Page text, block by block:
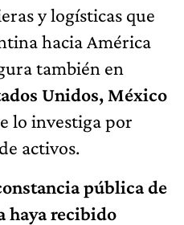
y logísticas que
hacia América
también en
Unidos, México
lo investiga por
activos.
pública de
haya recibido